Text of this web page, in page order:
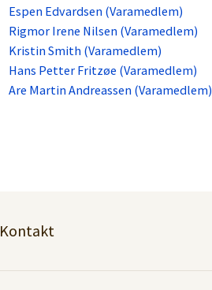
Espen Edvardsen (Varamedlem)
Rigmor Irene Nilsen (Varamedlem)
Kristin Smith (Varamedlem)
Hans Petter Fritzøe (Varamedlem)
Are Martin Andreassen (Varamedlem)
Kontakt